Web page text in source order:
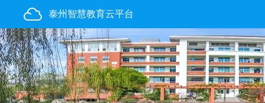
泰州智慧教育云平台